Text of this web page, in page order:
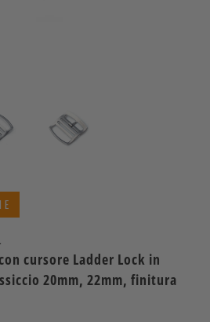
cursore Ladder Lock in
20mm, 22mm, finitura